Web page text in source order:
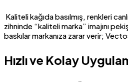
Kaliteli kağıda basılmış, renkleri
zihninde “kaliteli marka” imajını
baskılar markanıza zarar verir;
Hızlı ve Kolay